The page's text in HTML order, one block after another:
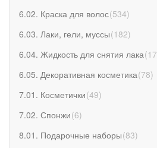
6.02. Краска для волос(534)
6.03. Лаки, гели, муссы(182)
6.04. Жидкость для снятия лака(17
6.05. Декоративная косметика(78)
7.01. Косметички(49)
7.02. Спонжи(6)
8.01. Подарочные наборы(83)